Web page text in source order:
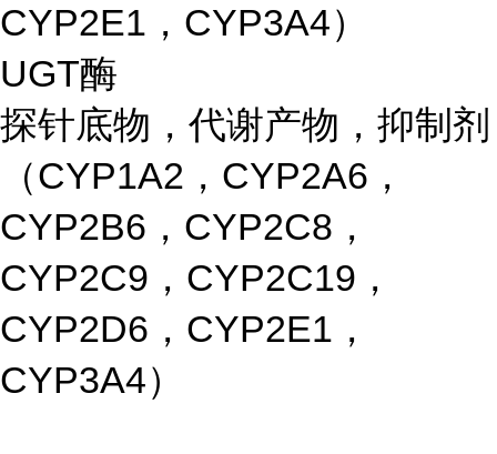
CYP2E1，CYP3A4）
UGT酶
探针底物，代谢产物，抑制剂
（CYP1A2，CYP2A6，
CYP2B6，CYP2C8，
CYP2C9，CYP2C19，
CYP2D6，CYP2E1，
CYP3A4）